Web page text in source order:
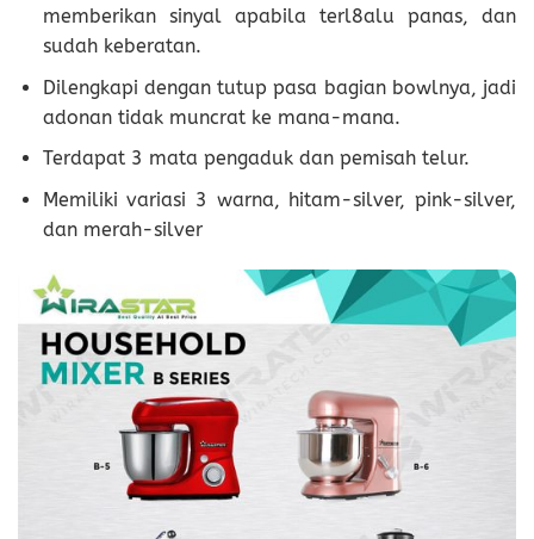
memberikan sinyal apabila terl8alu panas, dan
sudah keberatan.
Dilengkapi dengan tutup pasa bagian bowlnya, jadi
adonan tidak muncrat ke mana-mana.
Terdapat 3 mata pengaduk dan pemisah telur.
Memiliki variasi 3 warna, hitam-silver, pink-silver,
dan merah-silver